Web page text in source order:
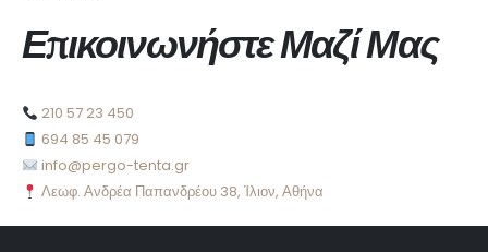
Επικοινωνήστε Μαζί Μας
210 57 23 450
694 85 45 079
info@pergo-tenta.gr
Λεωφ. Ανδρέα Παπανδρέου 38, Ίλιον, Αθήνα